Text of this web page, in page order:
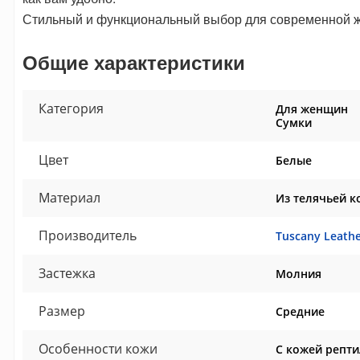
Стильный и функциональный выбор для современной
Общие характеристики
Категория
Для женщин
Сумки
Цвет Белые
Материал Из телячьей
Производитель Tuscany
Застежка Молния
Размер Средние
Особенности кожи С кожей